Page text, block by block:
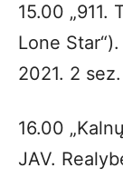
15.00 „911.
Lone
2021. 2
16.00
JAV.